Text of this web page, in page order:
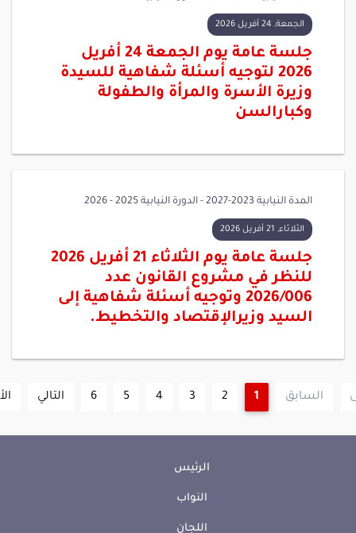
الجمعة, 24 أفريل 2026
جلسة عامة يوم الجمعة 24 أفريل
2026 لتوجيه أسئلة شفاهية للسيدة
وزيرة الأسرة والمرأة والطفولة
وكبارالسن
المدة النيابية 2023-2027 - الدورة النيابية 2025 - 2026
الثلاثاء, 21 أفريل 2026
جلسة عامة يوم الثلاثاء 21 أفريل 2026
للنظر في مشروع القانون عدد
2026/006 وتوجيه أسئلة شفاهية إلى
السيد وزيرالإقتصاد والتخطيط.
السابق 1
2
3
4
5
6 التالي
الرئيس
النواب
اللجان